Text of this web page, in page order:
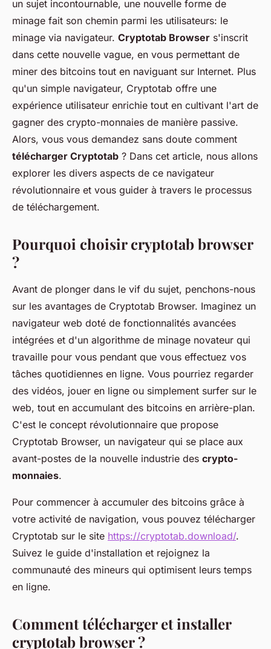
un sujet incontournable, une nouvelle forme de
minage fait son chemin parmi les utilisateurs: le
minage via navigateur. Cryptotab Browser s'inscrit
dans cette nouvelle vague, en vous permettant de
miner des bitcoins tout en naviguant sur Internet. Plus
qu'un simple navigateur, Cryptotab offre une
expérience utilisateur enrichie tout en cultivant l'art de
gagner des crypto-monnaies de manière passive.
Alors, vous vous demandez sans doute comment
télécharger Cryptotab ? Dans cet article, nous allons
explorer les divers aspects de ce navigateur
révolutionnaire et vous guider à travers le processus
de téléchargement.
Pourquoi choisir cryptotab browser
?
Avant de plonger dans le vif du sujet, penchons-nous
sur les avantages de Cryptotab Browser. Imaginez un
navigateur web doté de fonctionnalités avancées
intégrées et d'un algorithme de minage novateur qui
travaille pour vous pendant que vous effectuez vos
tâches quotidiennes en ligne. Vous pourriez regarder
des vidéos, jouer en ligne ou simplement surfer sur le
web, tout en accumulant des bitcoins en arrière-plan.
C'est le concept révolutionnaire que propose
Cryptotab Browser, un navigateur qui se place aux
avant-postes de la nouvelle industrie des crypto-
monnaies.
Pour commencer à accumuler des bitcoins grâce à
votre activité de navigation, vous pouvez télécharger
Cryptotab sur le site https://cryptotab.download/.
Suivez le guide d'installation et rejoignez la
communauté des mineurs qui optimisent leurs temps
en ligne.
Comment télécharger et installer
cryptotab browser ?